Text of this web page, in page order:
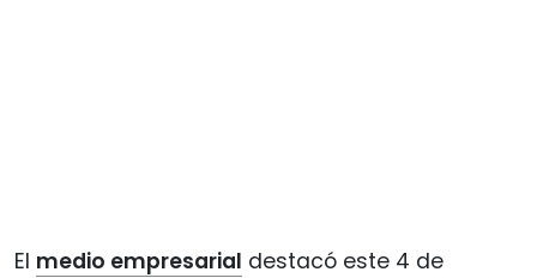
El medio empresarial destacó este 4 de